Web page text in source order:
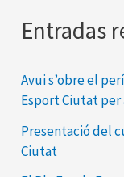
Entradas
Avui s’obre el
Esport Ciutat per
Presentació del
Ciutat